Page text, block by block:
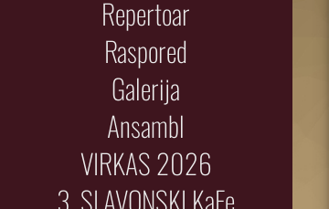
Repertoar
Raspored
Galerija
Ansambl
VIRKAS 2026
3. SLAVONSKI KaFe